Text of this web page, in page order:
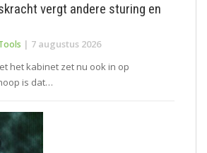
vergt andere sturing en
| 7 augustus 2026
het kabinet zet nu ook in op
is dat…